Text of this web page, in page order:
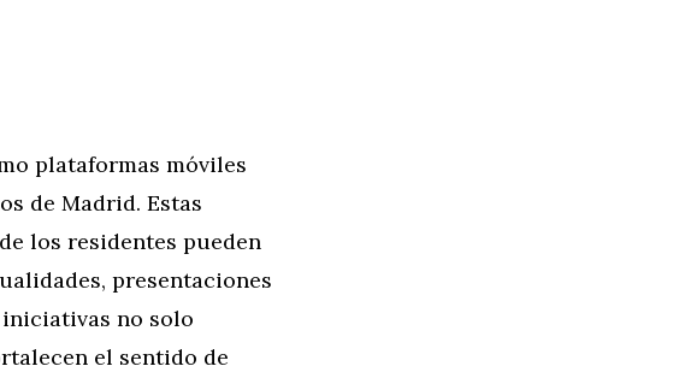
plataformas móviles
de Madrid. Estas
los residentes pueden
presentaciones
no solo
el sentido de